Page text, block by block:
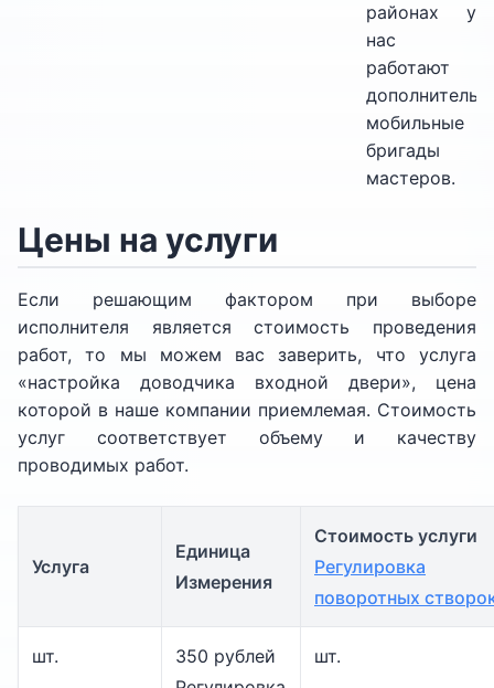
районах у
нас
работают
мобильные
бригады
мастеров.
Цены на услуги
Если решающим фактором при выборе
исполнителя является стоимость проведения
работ, то мы можем вас заверить, что услуга
«настройка доводчика входной двери», цена
которой в наше компании приемлемая. Стоимость
услуг соответствует объему и качеству
проводимых работ.
Услуга
Единица
Измерения
Стоимость услуги
Регулировка
поворотных
шт.
350 рублей
шт.